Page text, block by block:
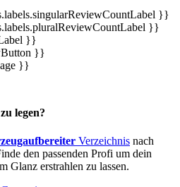
}}
}}
}}
}}
}}
legen?
Verzeichnis nach
den passenden Profi um dein
Glanz erstrahlen zu lassen.